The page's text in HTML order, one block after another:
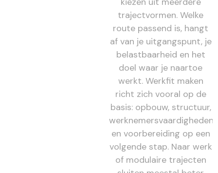
trajectvormen. Welke
route passend is, hangt
af van je uitgangspunt, je
belastbaarheid en het
doel waar je naartoe
werkt. Werkfit maken
richt zich vooral op de
basis: opbouw, structuur,
werknemersvaardigheden
en voorbereiding op een
volgende stap. Naar werk
of modulaire trajecten